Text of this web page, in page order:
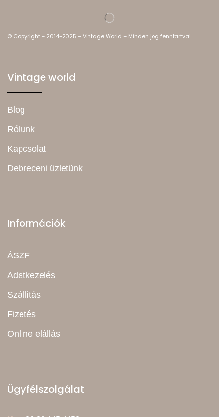
© Copyright – 2014-2025 – Vintage World – Minden jog fenntartva!
Vintage world
Blog
Rólunk
Kapcsolat
Debreceni üzletünk
Információk
ÁSZF
Adatkezelés
Szállítás
Fizetés
Online elállás
Ügyfélszolgálat